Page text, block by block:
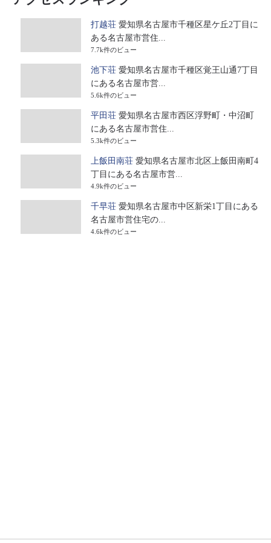
打越荘 愛知県名古屋市千種区星ケ丘2丁目に
ある名古屋市営住...
7.7k件のビュー
池下荘 愛知県名古屋市千種区覚王山通7丁目
にある名古屋市営...
5.6k件のビュー
平田荘 愛知県名古屋市西区浮野町・中沼町
にある名古屋市営住...
5.3k件のビュー
上飯田南荘 愛知県名古屋市北区上飯田南町4
丁目にある名古屋市営...
4.9k件のビュー
千早荘 愛知県名古屋市中区新栄1丁目にある
名古屋市営住宅の...
4.6k件のビュー